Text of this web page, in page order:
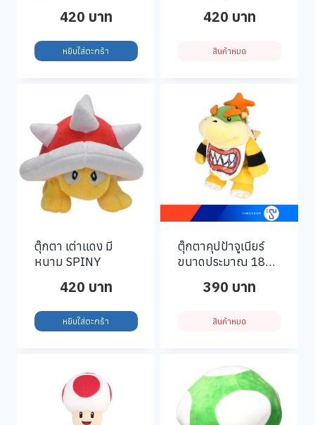
420 บาท
หยิบใส่ตะกร้า
420 บาท
สินค้าหมด
ตุ๊กตา เต่าแดง มี
หนาม SPINY
420 บาท
หยิบใส่ตะกร้า
ตุ๊กตาคุปป้าจูเนียร์
ขนาดประมาณ 18
390 บาท
สินค้าหมด